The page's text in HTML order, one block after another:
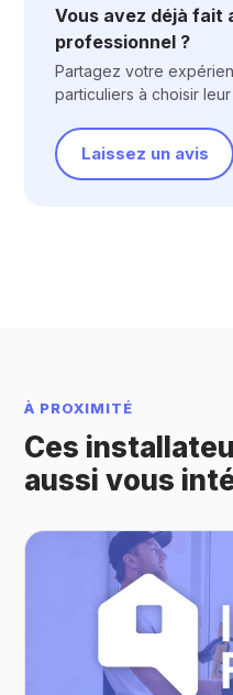
Vous avez déjà fait
professionnel ?
Partagez votre
particuliers à choisir leur
Laissez un avis
À PROXIMITÉ
Ces
aussi vous